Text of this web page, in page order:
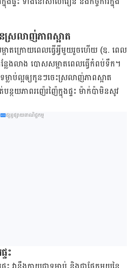
ស្រលាញ់ភាព​ស្អាត
ម្អាត​ក្រោយ​ពេល​ធ្វើ​អ្វី​មួយ​រួច​ហើយ (ឧ. ពេល​
ែង​លាង បោស​សម្អាត​ពេល​ធ្វើ​កំពប់​ទឹក។
លាប់​ល្អ​ឲ្យ​កូន​ៗ​ចេះ​ស្រលាញ់​ភាព​ស្អាត​
ន្ថយ​ភាព​រញ៉េរញ៉ៃ​ក្នុង​ផ្ទះ ម៉ាក់​ប៉ា​មិន​សូវ​
ផ្សព្វផ្សាយពាណិជ្ជកម្ម
ះ